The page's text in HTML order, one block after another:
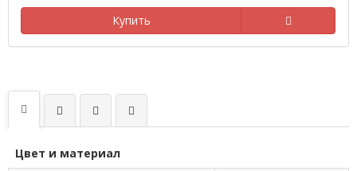
Купить
Цвет и материал